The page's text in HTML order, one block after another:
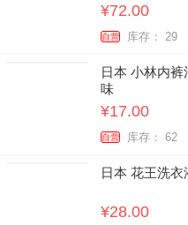
¥72.00
自营 库存： 29
日本 小林内
味
¥17.00
自营 库存： 62
日本 花王洗
¥28.00